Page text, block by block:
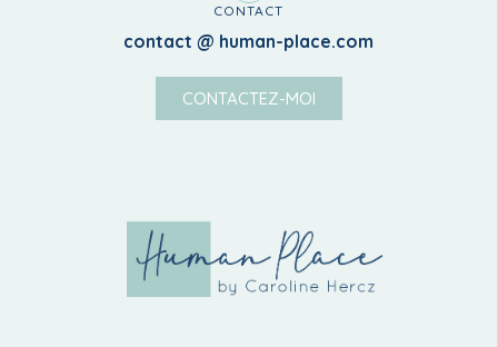
CONTACT
contact @ human-place.com
CONTACTEZ-MOI